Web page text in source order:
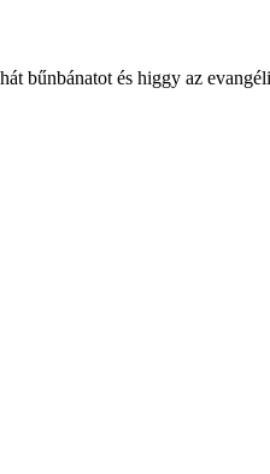
bűnbánatot és higgy az